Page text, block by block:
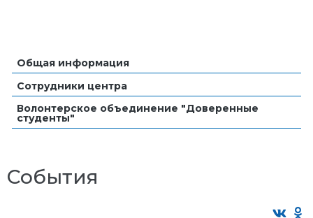
Общая информация
Сотрудники центра
Волонтерское объединение "Доверенные
студенты"
События